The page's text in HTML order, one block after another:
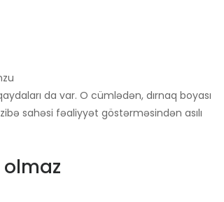
da var. O cümlədən, dırnaq boyası
sahəsi fəaliyyət göstərməsindən asılı